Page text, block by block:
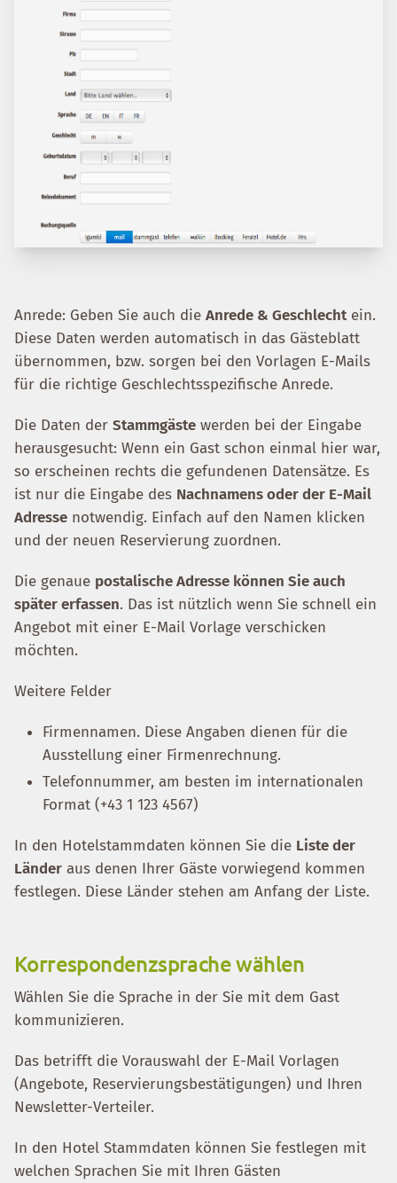
Anrede: Geben Sie auch die Anrede & Geschlechtein.
Diese Daten werden automatisch in das Gästeblatt
übernommen, bzw. sorgen bei den Vorlagen E-Mails
für die richtige Geschlechtsspezifische Anrede.
Die Daten der Stammgäste werden bei der Eingabe
herausgesucht: Wenn ein Gast schon einmal hier war,
so erscheinen rechts die gefundenen Datensätze. Es
ist nur die Eingabe des Nachnamens oder der E-Mail
Adresse notwendig. Einfach auf den Namen klicken
und der neuen Reservierung zuordnen.
Die genaue postalische Adresse können Sie auch
später erfassen. Das ist nützlich wenn Sie schnell ein
Angebot mit einer E-Mail Vorlage verschicken
möchten.
Weitere Felder
Firmennamen. Diese Angaben dienen für die
Ausstellung einer Firmenrechnung.
Telefonnummer, am besten im internationalen
Format (+43 1 123 4567)
In den Hotelstammdaten können Sie die Liste der
Länder aus denen Ihrer Gäste vorwiegend kommen
festlegen. Diese Länder stehen am Anfang der Liste.
Korrespondenzsprache wählen
Wählen Sie die Sprache in der Sie mit dem Gast
kommunizieren.
Das betrifft die Vorauswahl der E-Mail Vorlagen
(Angebote, Reservierungsbestätigungen) und Ihren
Newsletter-Verteiler.
In den Hotel Stammdaten können Sie festlegen mit
welchen Sprachen Sie mit Ihren Gästen